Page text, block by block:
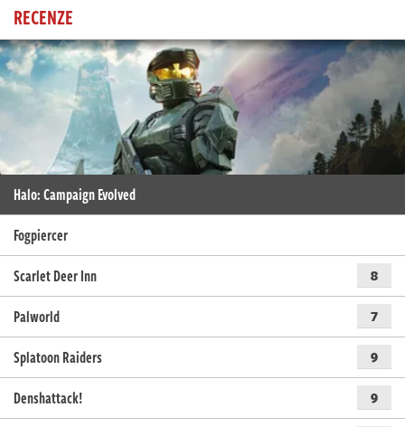
RECENZE
Halo: Campaign Evolved
Fogpiercer
Scarlet Deer Inn
8
Palworld 7
Splatoon Raiders 9
Denshattack! 9